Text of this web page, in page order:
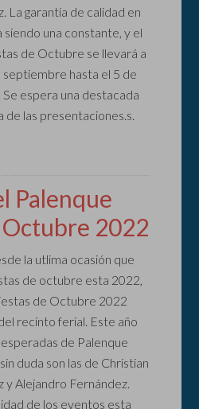
La garantía de calidad en
una constante, y el
de Octubre se llevará a
hasta el 5 de
espera una destacada
de las presentaciones.s.
Palenque
2022
la utlima ocasión que
de octubre esta 2022,
de Octubre 2022
recinto ferial. Este año
de Palenque
duda son las de Christian
y Alejandro Fernández.
de los eventos esta